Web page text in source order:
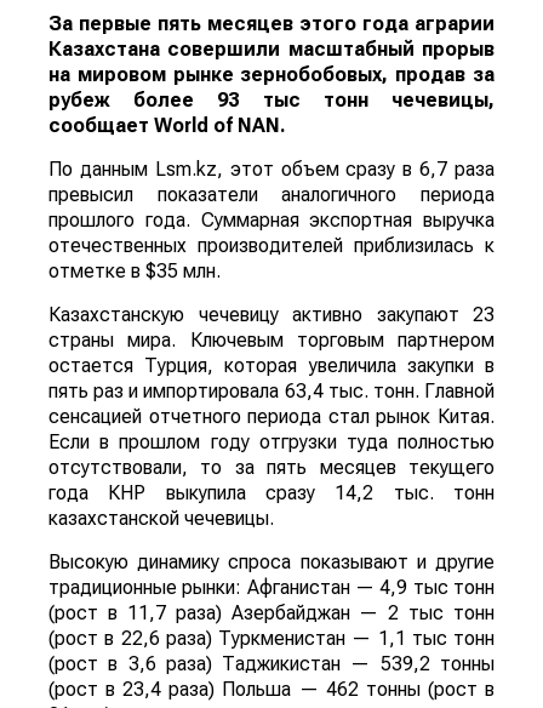
За первые пять месяцев этого года аграрии
Казахстана совершили масштабный прорыв
на мировом рынке зернобобовых, продав за
рубеж более 93 тыс тонн чечевицы,
сообщает World of NAN.
По данным Lsm.kz, этот объем сразу в 6,7 раза
превысил показатели аналогичного периода
прошлого года. Суммарная экспортная выручка
отечественных производителей приблизилась к
отметке в $35 млн.
Казахстанскую чечевицу активно закупают 23
страны мира. Ключевым торговым партнером
остается Турция, которая увеличила закупки в
пять раз и импортировала 63,4 тыс. тонн. Главной
сенсацией отчетного периода стал рынок Китая.
Если в прошлом году отгрузки туда полностью
отсутствовали, то за пять месяцев текущего
года КНР выкупила сразу 14,2 тыс. тонн
казахстанской чечевицы.
Высокую динамику спроса показывают и другие
традиционные рынки: Афганистан — 4,9 тыс тонн
(рост в 11,7 раза) Азербайджан — 2 тыс тонн
(рост в 22,6 раза) Туркменистан — 1,1 тыс тонн
(рост в 3,6 раза) Таджикистан — 539,2 тонны
(рост в 23,4 раза) Польша — 462 тонны (рост в